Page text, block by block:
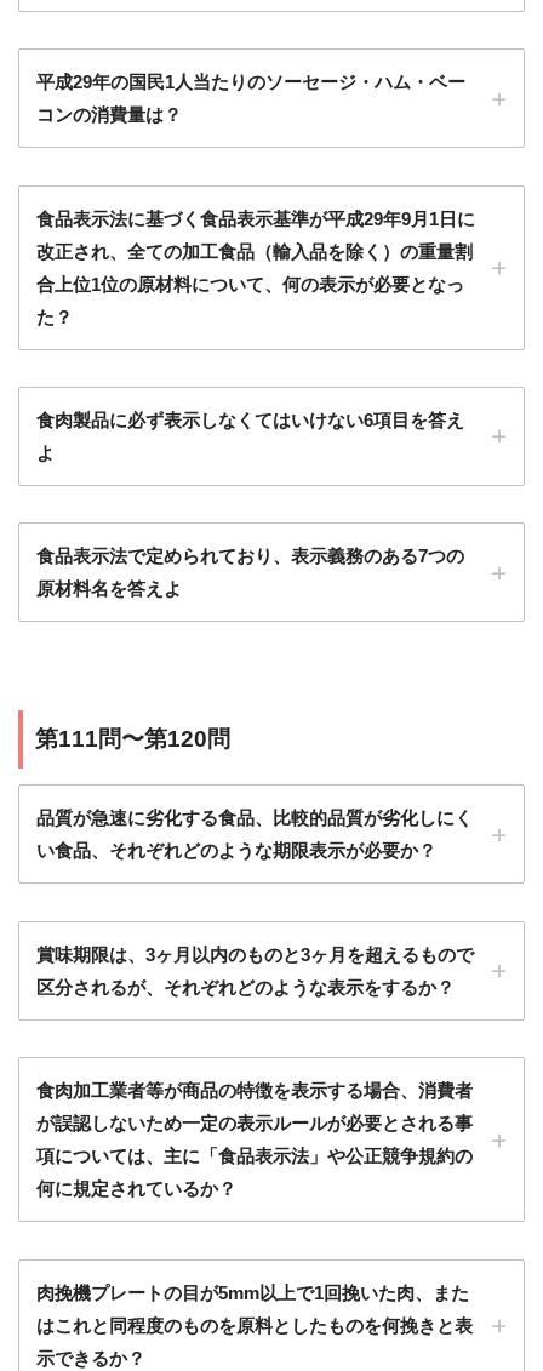
平成29年の国民1人当たりのソーセージ・ハム・ベー
コンの消費量は？
食品表示法に基づく食品表示基準が平成29年9月1日に
改正され、全ての加工食品（輸入品を除く）の重量割
合上位1位の原材料について、何の表示が必要となっ
た？
食肉製品に必ず表示しなくてはいけない6項目を答え
よ
食品表示法で定められており、表示義務のある7つの
原材料名を答えよ
第111問〜第120問
品質が急速に劣化する食品、比較的品質が劣化しにく
い食品、それぞれどのような期限表示が必要か？
賞味期限は、3ヶ月以内のものと3ヶ月を超えるもので
区分されるが、それぞれどのような表示をするか？
食肉加工業者等が商品の特徴を表示する場合、消費者
が誤認しないため一定の表示ルールが必要とされる事
項については、主に「食品表示法」や公正競争規約の
何に規定されているか？
肉挽機プレートの目が5mm以上で1回挽いた肉、また
はこれと同程度のものを原料としたものを何挽きと表
示できるか？